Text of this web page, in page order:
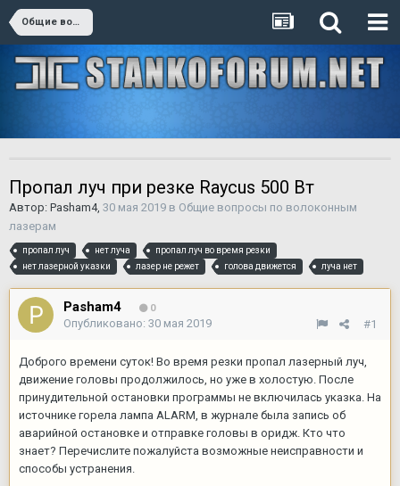
Общие вопросы по волоконным лазерам
Пропал луч при резке Raycus 500 Вт
Автор: Pasham4, 30 мая 2019 в Общие вопросы по волоконным
лазерам
пропал луч нет луча
пропал луч во время резки
нет лазерной указки
лазер не режет голова движется луча нет
Pasham4 0
#1
Опубликовано: 30 мая 2019
Доброго времени суток! Во время резки пропал лазерный луч,
движение головы продолжилось, но уже в холостую. После
принудительной остановки программы не включилась указка. На
источнике горела лампа ALARM, в журнале была запись об
аварийной остановке и отправке головы в оридж. Кто что
знает? Перечислите пожалуйста возможные неисправности и
способы устранения.